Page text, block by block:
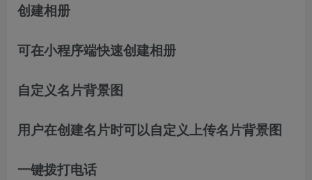
创建相册
可在小程序端快速创建相册
自定义名片背景图
用户在创建名片时可以自定义上传名片背景图
一键拨打电话